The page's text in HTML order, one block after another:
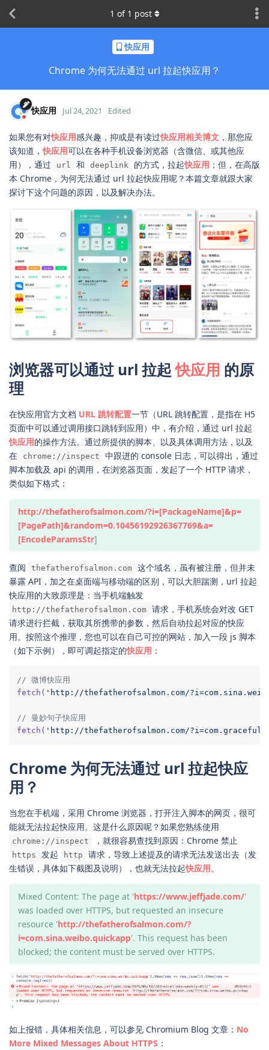
快应用
Chrome 为何无法通过 url 拉起快应用？
1 of 1 post
快应用 Jul 24, 2021 Edited
如果您有对快应用感兴趣，抑或是有读过快应用相关博文 ，那您应
该知道，快应用可以在各种手机设备浏览器（含微信、或其他应
用），通过
url 和 deeplink 的方式，拉起快应用 ；但，在高版
本 Chrome，为何无法通过 url 拉起快应用呢？本篇文章就跟大家
探讨下这个问题的原因，以及解决办法。
浏览器可以通过 url 拉起快应用 的原
理
在快应用官方文档 URL 跳转配置一节（URL 跳转配置，是指在 H5
页面中可以通过调用接口跳转到应用）中，有介绍，通过 url 拉起
快应用的操作方法。通过所提供的脚本、以及具体调用方法，以及
在
chrome://inspect
中跟进的 console 日志，可以得出，通过
脚本加载及 api 的调用，在浏览器页面，发起了一个 HTTP 请求，
类似如下格式：
http://thefatherofsalmon.com/?i=[PackageName]&p=
[PagePath]&random=0.10456192926367769&a=
[EncodeParamsStr]
查阅 thefatherofsalmon.com 这个域名，虽有被注册，但并未
暴露 API，加之在桌面端与移动端的区别，可以大胆踹测，url 拉起
快应用的大致原理是：当手机端触发
http://thefatherofsalmon.com 请求，手机系统会对改 GET
请求进行拦截，获取其所携带的参数，然后自动拉起对应的快应
用。按照这个推理，您也可以在自己可控的网站，加入一段 js 脚本
（如下示例），即可调起指定的快应用 ：
// 微博快应用
fetch ( 'http://thefatherofsalmon.com/
// 曼妙句子快应用
fetch ( 'http://thefatherofsalmon.com/
Chrome 为何无法通过 url 拉起快应
用？
当您在手机端，采用 Chrome 浏览器，打开注入脚本的网页，很可
能就无法拉起快应用。这是什么原因呢？如果您熟练使用
chrome://inspect ，就很容易查找到原因：Chrome 禁止
https 发起 http
请求，导致上述提及的请求无法发送出去（发
生错误，具体如下截图及说明），也就无法拉起快应用。
Mixed Content: The page at 'https://www.jeffjade.com/'
was loaded over HTTPS, but requested an insecure
resource 'http://thefatherofsalmon.com/?
i=com.sina.weibo.quickapp'. This request has been
blocked; the content must be served over HTTPS.
如上报错，具体相关信息，可以参见 Chromium Blog 文章： No
More Mixed Messages About HTTPS ：